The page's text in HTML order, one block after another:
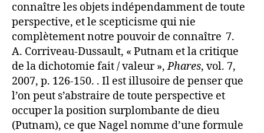
connaître les objets indépendamment de toute
perspective, et le scepticisme qui nie
complètement notre pouvoir de connaître 7.
A. Corriveau-Dussault, « Putnam et la critique
de la dichotomie fait / valeur »,Phares, vol. 7,
2007, p. 126-150. . Il est illusoire de penser que
l’on peut s’abstraire de toute perspective et
occuper la position surplombante de dieu
(Putnam), ce que Nagel nomme d’une formule